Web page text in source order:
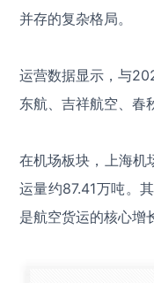
并存的复杂格局。
运营数据显示，与
东航、吉祥航空、春
在机场板块，上海机
运量约87.41万吨。
是航空货运的核心增